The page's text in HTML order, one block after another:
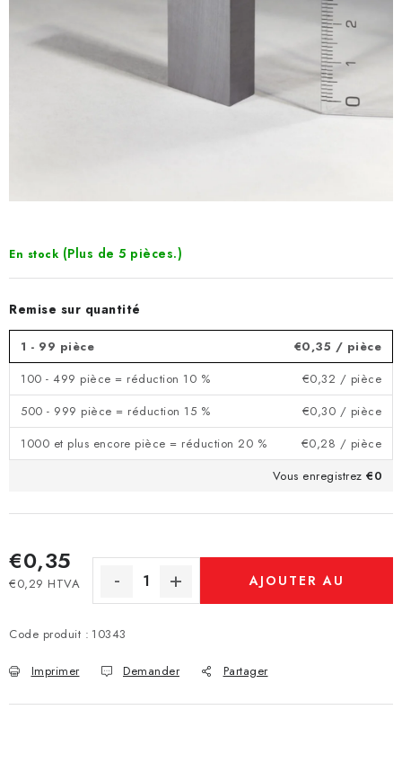
En stock (Plus de 5 pièces.)
Remise sur quantité
1 - 99 pièce €0,35 / pièce
100 - 499 pièce = réduction 10 %
€0,32 / pièce
500 - 999 pièce = réduction 15 %
€0,30 / pièce
1000 et plus encore pièce = réduction 20 %
€0,28 / pièce
Vous enregistrez €0
€0,35
€0,29 HTVA
Prix de la mesure:
AJOUTER AU
Code produit : 10343
Imprimer Demander Partager